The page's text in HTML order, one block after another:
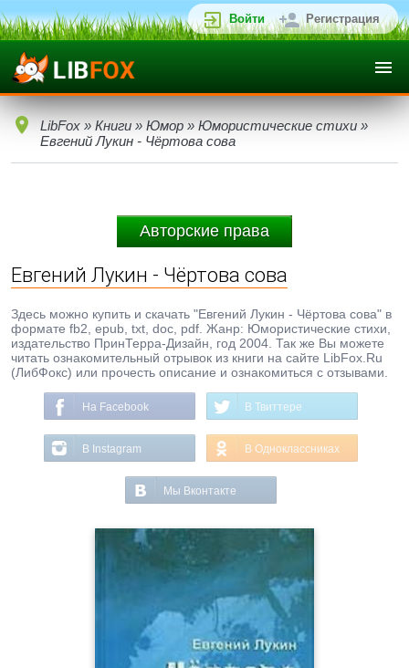
Войти Регистрация
LibFox » Книги » Юмор » Юмористические стихи »
Евгений Лукин - Чёртова сова
Авторские права
Евгений Лукин - Чёртова сова
Здесь можно купить и скачать "Евгений Лукин - Чёртова сова" в
формате fb2, epub, txt, doc, pdf. Жанр: Юмористические стихи,
издательство ПринТерра-Дизайн, год 2004. Так же Вы можете
читать ознакомительный отрывок из книги на сайте LibFox.Ru
(ЛибФокс) или прочесть описание и ознакомиться с отзывами.
На Facebook В Твиттере
В Instagram В Одноклассниках
Мы Вконтакте